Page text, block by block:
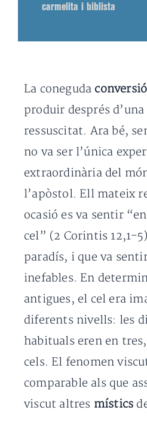
carmelita i biblista
La coneguda conversió
produir després
ressuscitat. Ara bé,
no va ser l’única
extraordinària del
l’apòstol. Ell mateix
ocasió es va sentir
cel” (2 Corintis 12,1-
paradís, i que va
inefables. En
antigues, el cel era
diferents nivells: les
habituals eren en
cels. El fenomen
comparable als que
viscut altres místics